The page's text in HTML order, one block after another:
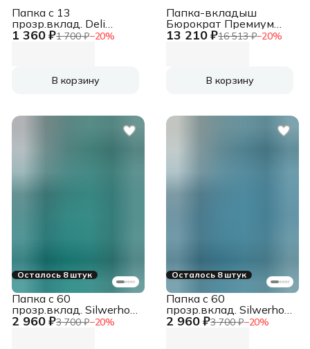
1 360 ₽1 700 ₽−20%
Папка с 13
прозр.вклад. Deli
63952DK-BLUE A4
В корзину
13 210 ₽16 513 ₽−20%
Папка-вкладыш
Бюрократ Премиум
013BTEN60 тисненые
В корзину
Осталось 8 штук
2 960 ₽3 700 ₽−20%
Папка с 60
прозр.вклад. Silwerhof
Perlen 292961-75 A4
Осталось 8 штук
2 960 ₽3 700 ₽−20%
Папка с 60
прозр.вклад. Silwerhof
Perlen 292961-74 A4